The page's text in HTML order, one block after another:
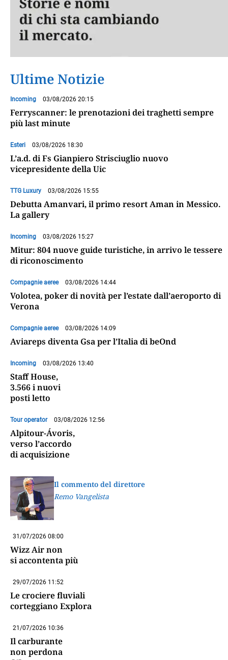
Ultime Notizie
Incoming 03/08/2026 20:15
Ferryscanner: le prenotazioni dei traghetti sempre
più last minute
Esteri 03/08/2026 18:30
L’a.d. di Fs Gianpiero Strisciuglio nuovo
vicepresidente della Uic
TTG Luxury 03/08/2026 15:55
Debutta Amanvari, il primo resort Aman in Messico.
La gallery
Incoming 03/08/2026 15:27
Mitur: 804 nuove guide turistiche, in arrivo le tessere
di riconoscimento
Compagnie aeree 03/08/2026 14:44
Volotea, poker di novità per l’estate dall’aeroporto di
Verona
Compagnie aeree 03/08/2026 14:09
Aviareps diventa Gsa per l’Italia di beOnd
Incoming 03/08/2026 13:40
Staff House,
3.566 i nuovi
posti letto
Tour operator 03/08/2026 12:56
Alpitour-Ávoris,
verso l’accordo
di acquisizione
Il commento del direttore
Remo Vangelista
31/07/2026 08:00
Wizz Air non
si accontenta più
29/07/2026 11:52
Le crociere fluviali
corteggiano Explora
21/07/2026 10:36
Il carburante
non perdona